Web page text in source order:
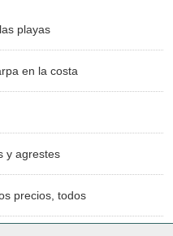
playas
en la costa
y agrestes
precios, todos